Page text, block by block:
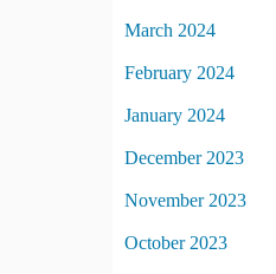
March 2024
February 2024
January 2024
December 2023
November 2023
October 2023